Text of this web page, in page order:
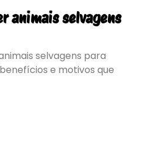
animais selvagens
selvagens para
e motivos que